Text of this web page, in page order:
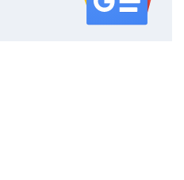
serwisu